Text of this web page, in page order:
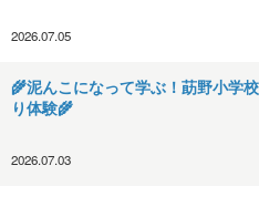
2026.07.05
🌾泥んこになって学ぶ！莇野小学
り体験🌾
2026.07.03